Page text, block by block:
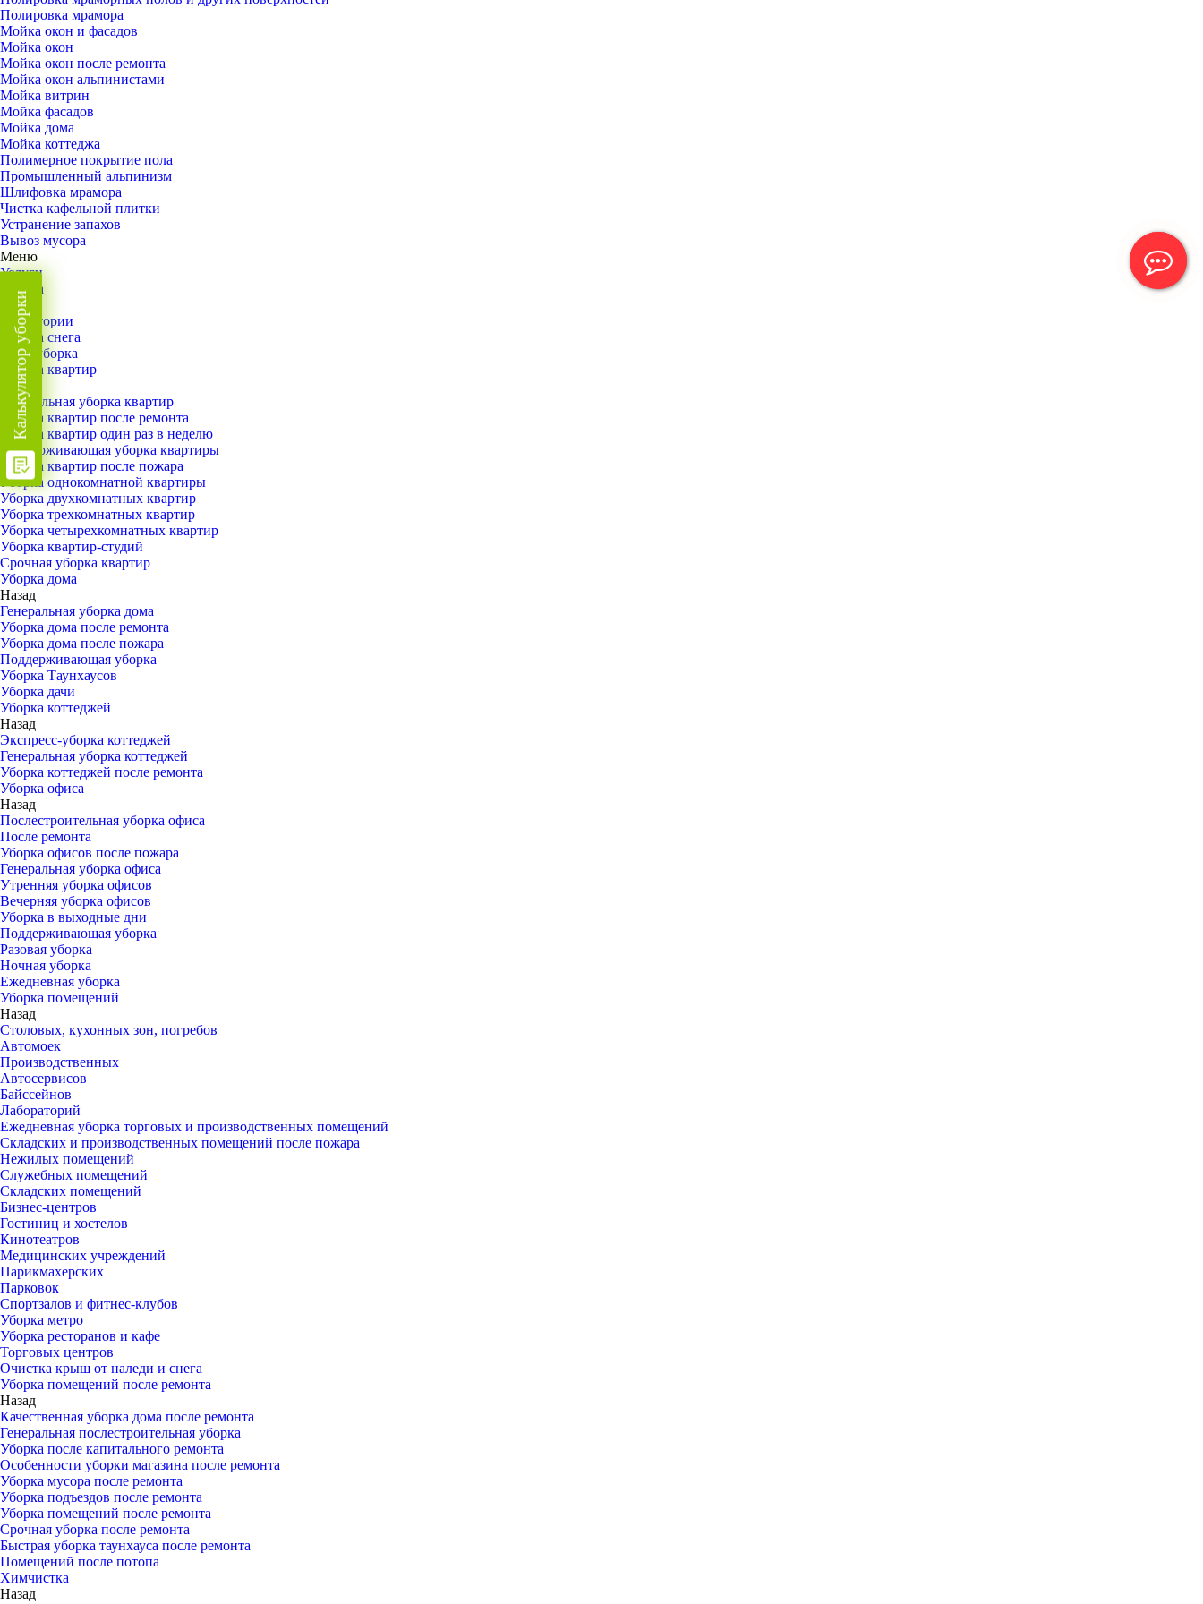
Полировка мрамора
Мойка окон и фасадов
Мойка окон
Мойка окон после ремонта
Мойка окон альпинистами
Мойка витрин
Мойка фасадов
Мойка дома
Мойка коттеджа
Полимерное покрытие пола
Промышленный альпинизм
Шлифовка мрамора
Чистка кафельной плитки
Устранение запахов
Вывоз мусора
Меню
Услуги
Уборка
Назад
Территории
Уборка снега
ВИП-уборка
Уборка квартир
Назад
Генеральная уборка квартир
Уборка квартир после ремонта
Уборка квартир один раз в неделю
Поддерживающая уборка квартиры
Уборка квартир после пожара
Уборка однокомнатной квартиры
Уборка двухкомнатных квартир
Уборка трехкомнатных квартир
Уборка четырехкомнатных квартир
Уборка квартир-студий
Срочная уборка квартир
Уборка дома
Назад
Генеральная уборка дома
Уборка дома после ремонта
Уборка дома после пожара
Поддерживающая уборка
Уборка Таунхаусов
Уборка дачи
Уборка коттеджей
Назад
Экспресс-уборка коттеджей
Генеральная уборка коттеджей
Уборка коттеджей после ремонта
Уборка офиса
Назад
Послестроительная уборка офиса
После ремонта
Уборка офисов после пожара
Генеральная уборка офиса
Утренняя уборка офисов
Вечерняя уборка офисов
Уборка в выходные дни
Поддерживающая уборка
Разовая уборка
Ночная уборка
Ежедневная уборка
Уборка помещений
Назад
Столовых, кухонных зон, погребов
Автомоек
Производственных
Автосервисов
Байссейнов
Лабораторий
Ежедневная уборка торговых и производственных помещений
Складских и производственных помещений после пожара
Нежилых помещений
Служебных помещений
Складских помещений
Бизнес-центров
Гостиниц и хостелов
Кинотеатров
Медицинских учреждений
Парикмахерских
Парковок
Спортзалов и фитнес-клубов
Уборка метро
Уборка ресторанов и кафе
Торговых центров
Очистка крыш от наледи и снега
Уборка помещений после ремонта
Назад
Качественная уборка дома после ремонта
Генеральная послестроительная уборка
Уборка после капитального ремонта
Особенности уборки магазина после ремонта
Уборка мусора после ремонта
Уборка подъездов после ремонта
Уборка помещений после ремонта
Срочная уборка после ремонта
Быстрая уборка таунхауса после ремонта
Помещений после потопа
Химчистка
Назад
Калькулятор уборки